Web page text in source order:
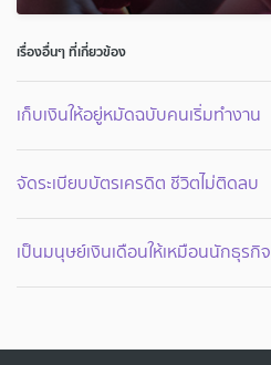
เรื่องอื่นๆ ที่เกี่ยวข้อง
เก็บเงินให้อยู่หมัดฉบับคนเริ่มทำงาน
จัดระเบียบบัตรเครดิต ชีวิตไม่ติดลบ
เป็นมนุษย์เงินเดือนให้เหมือนนักธุรกิจ